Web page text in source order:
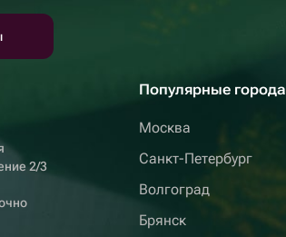
2/3
Популярные города
Москва
Санкт-Петербург
Волгоград
Брянск